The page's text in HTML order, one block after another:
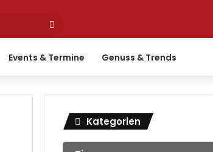
Events & Termine Genuss & Trends
Kategorien